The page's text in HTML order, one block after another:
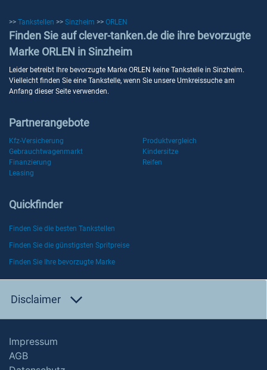
>> Tankstellen >> Sinzheim >> ORLEN
Finden Sie auf clever-tanken.de die ihre bevorzugte
Marke ORLEN in Sinzheim
Leider betreibt Ihre bevorzugte Marke ORLEN keine Tankstelle in Sinzheim.
Vielleicht finden Sie eine Tankstelle, wenn Sie unsere Umkreissuche am
Anfang dieser Seite verwenden.
Partnerangebote
Kfz-Versicherung
Produktvergleich
Gebrauchtwagenmarkt
Kindersitze
Finanzierung
Reifen
Leasing
Quickfinder
Finden Sie die besten Tankstellen
Finden Sie die günstigsten Spritpreise
Finden Sie Ihre bevorzugte Marke
Disclaimer
Impressum
AGB